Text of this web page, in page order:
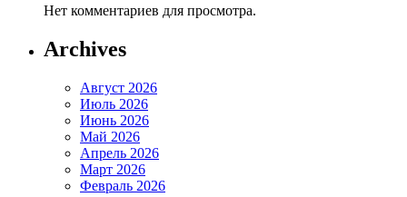
Нет комментариев для просмотра.
Archives
Август 2026
Июль 2026
Июнь 2026
Май 2026
Апрель 2026
Март 2026
Февраль 2026